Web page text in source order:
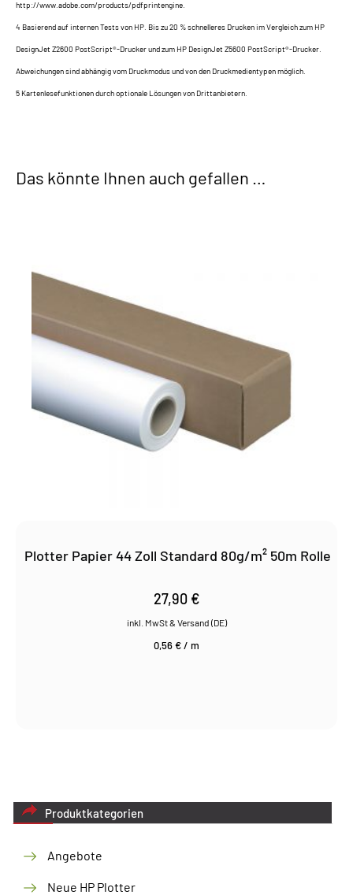
http://www.adobe.com/products/pdfprintengine.
4 Basierend auf internen Tests von HP. Bis zu 20 % schnelleres Drucken im Vergleich zum HP
DesignJet Z2600 PostScript®-Drucker und zum HP DesignJet Z5600 PostScript®-Drucker.
Abweichungen sind abhängig vom Druckmodus und von den Druckmedientypen möglich.
5 Kartenlesefunktionen durch optionale Lösungen von Drittanbietern.
Das könnte Ihnen auch gefallen …
Plotter Papier 44 Zoll Standard 80g/m² 50m Rolle
27,90 €
0,56€/ m
Produktkategorien
Angebote
Neue HP Plotter